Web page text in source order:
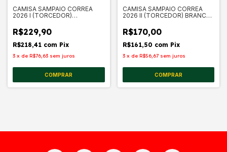
CAMISA SAMPAIO CORREA
2026 I (TORCEDOR)
R$229,90
R$218,41 com Pix
3 x de R$76,63 sem juros
COMPRAR
CAMISA SAMPAIO CORREA
2026 II (TORCEDOR) BRANCA
R$170,00
R$161,50 com Pix
3 x de R$56,67 sem juros
COMPRAR